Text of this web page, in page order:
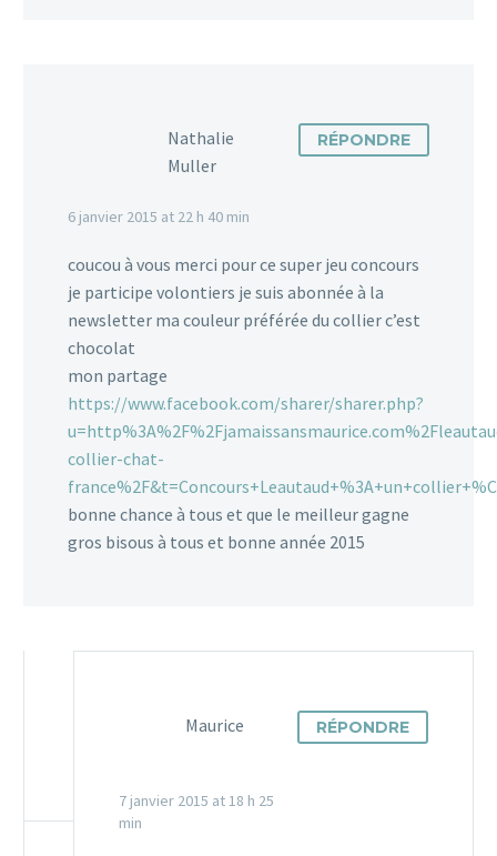
Nathalie
Muller
6 janvier 2015 at 22 h 40 min
RÉPONDRE
coucou à vous merci pour ce super jeu concours
je participe volontiers je suis abonnée à la
newsletter ma couleur préférée du collier c’est
chocolat
mon partage
https://www.facebook.com/sharer/sharer.php?
collier-chat-
bonne chance à tous et que le meilleur gagne
gros bisous à tous et bonne année 2015
Maurice
7 janvier 2015 at 18 h 25
min
RÉPONDRE